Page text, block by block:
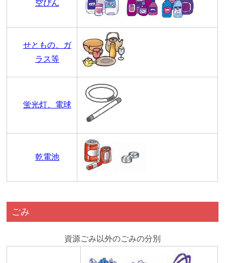
空びん
せともの、ガ
ラス等
蛍光灯、電球
乾電池
ごみ
資源ごみ以外のごみの分別